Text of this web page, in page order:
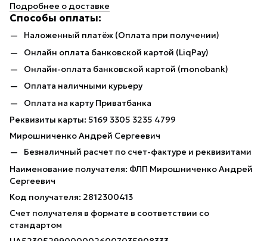
Подробнее о доставке
Способы оплаты:
Наложенный платёж (Оплата при получении)
Онлайн оплата банковской картой (LiqPay)
Онлайн-оплата банковской картой (monobank)
Оплата наличными курьеру
Оплата на карту Приватбанка
Реквизиты карты: 5169 3305 3235 4799
Мирошниченко Андрей Сергеевич
Безналичный расчет по счет-фактуре и реквизитами
Наименование получателя: ФЛП Мирошниченко Андрей
Сергеевич
Код получателя: 2812300413
Счет получателя в формате в соответствии со
стандартом